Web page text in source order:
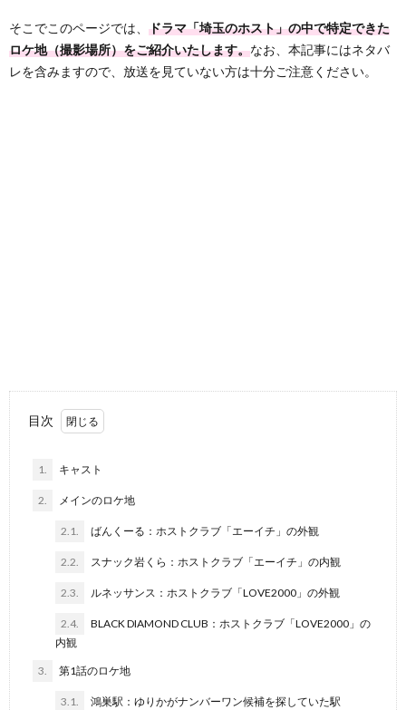
そこでこのページでは、 ドラマ「埼玉のホスト」の中で特定できた
ロケ地（撮影場所）をご紹介いたします。なお、本記事にはネタバ
レを含みますので、放送を見ていない方は十分ご注意ください。
目次
1. キャスト
2. メインのロケ地
2.1. ばんくーる：ホストクラブ「エーイチ」の外観
2.2. スナック岩くら：ホストクラブ「エーイチ」の内観
2.3. ルネッサンス：ホストクラブ「LOVE2000」の外観
2.4.
BLACK DIAMOND CLUB：ホストクラブ「LOVE2000」の
内観
3. 第1話のロケ地
3.1. 鴻巣駅：ゆりかがナンバーワン候補を探していた駅